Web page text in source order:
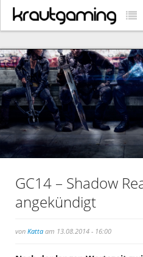
GC14 – Shadow
angekündigt
von Katta am 13.08.2014 - 16:00